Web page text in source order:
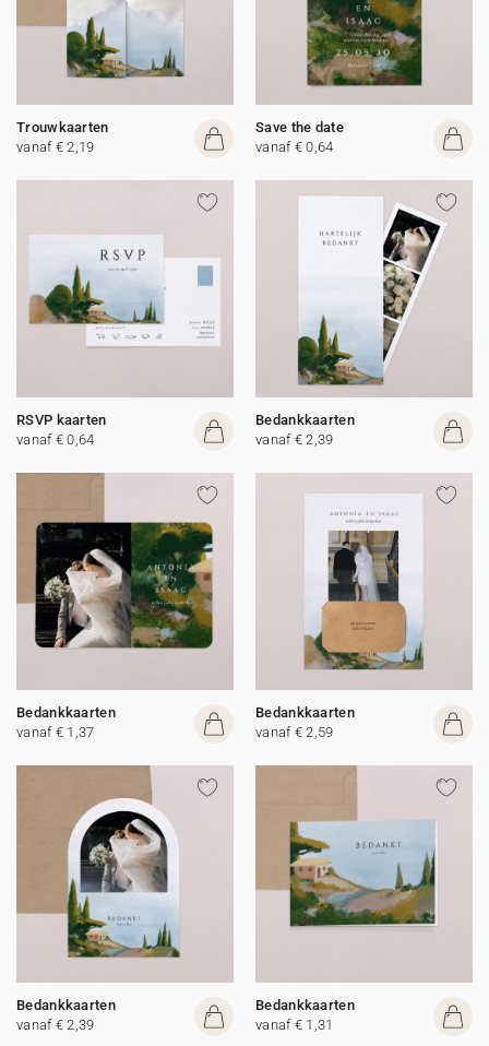
Trouwkaarten
vanaf € 2,19
Save the date
vanaf € 0,64
RSVP kaarten
vanaf € 0,64
Bedankkaarten
vanaf € 2,39
Bedankkaarten
vanaf € 1,37
Bedankkaarten
vanaf € 2,59
Bedankkaarten
vanaf € 2,39
Bedankkaarten
vanaf € 1,31